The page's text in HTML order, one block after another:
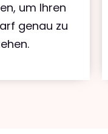
um Ihren
genau zu